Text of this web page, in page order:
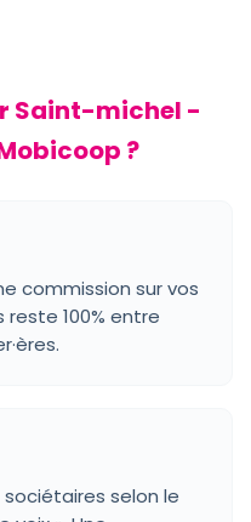
Saint-michel -
?
commission sur vos
100% entre
selon le